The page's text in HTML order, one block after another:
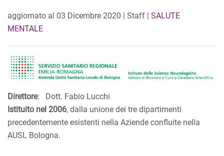
aggiornato al 03 Dicembre 2020 | Staff | SALUTE
MENTALE
Direttore: Dott. Fabio Lucchi
Istituito nel 2006, dalla unione dei tre dipartimenti
precedentemente esistenti nella Aziende confluite nella
AUSL Bologna.